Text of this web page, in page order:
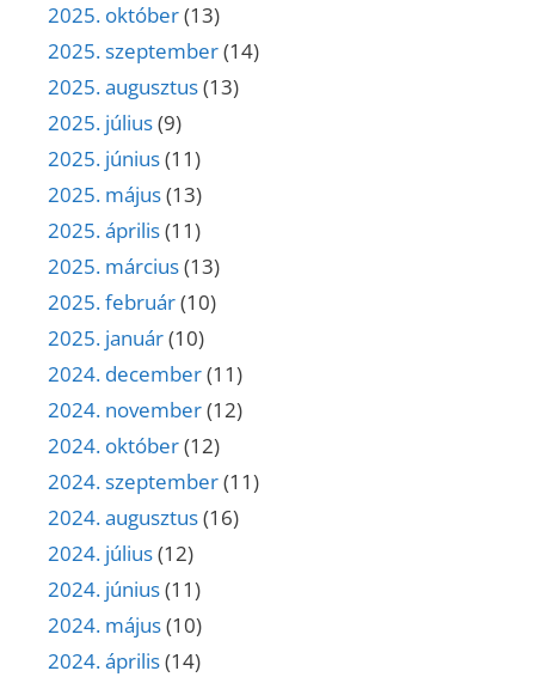
2025. október(13)
2025. szeptember(14)
2025. augusztus(13)
2025. július(9)
2025. június(11)
2025. május(13)
2025. április(11)
2025. március(13)
2025. február(10)
2025. január(10)
2024. december(11)
2024. november(12)
2024. október(12)
2024. szeptember(11)
2024. augusztus(16)
2024. július(12)
2024. június(11)
2024. május(10)
2024. április(14)